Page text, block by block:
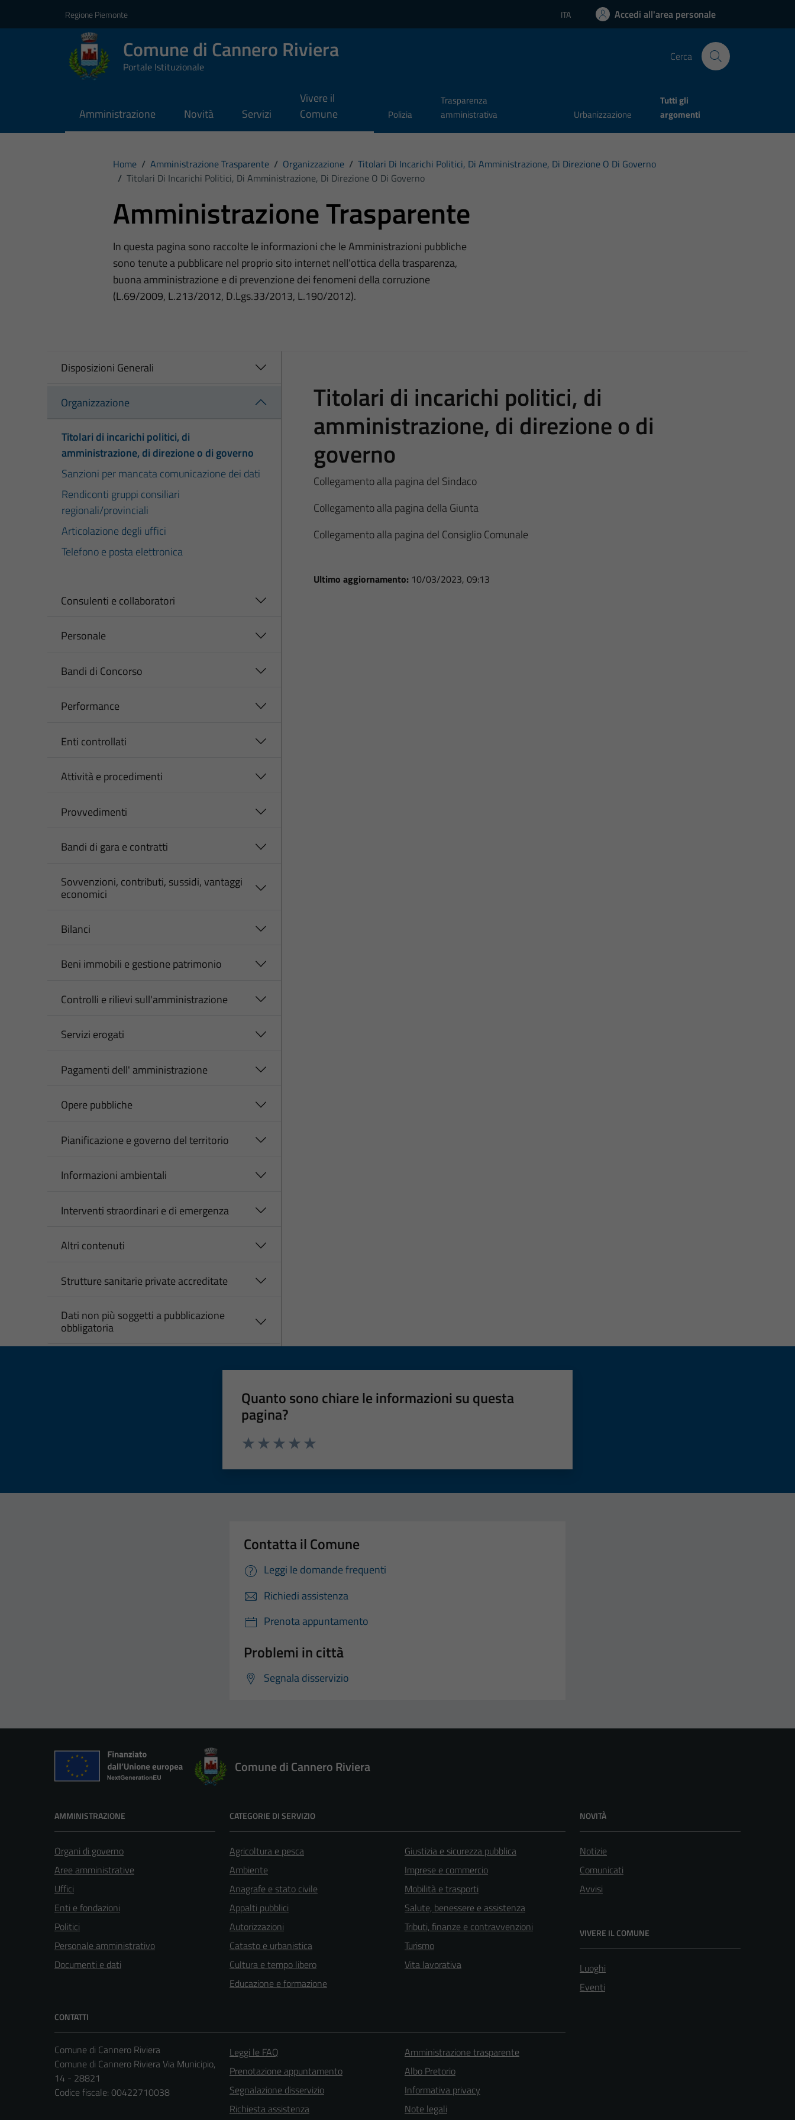
Regione Piemonte Lingua attiva:
ITA Accedi all'area personale
Comune di Cannero Riviera
Portale Istituzionale
Cerca
Amministrazione Novità Servizi
Vivere il
Comune
Polizia
Trasparenza
amministrativa
Urbanizzazione
Tutti gli
argomenti
Home / Amministrazione Trasparente / Organizzazione / Titolari Di Incarichi Politici, Di Amministrazione, Di Direzione O Di Governo
/ Titolari Di Incarichi Politici, Di Amministrazione, Di Direzione O Di Governo
Amministrazione Trasparente
In questa pagina sono raccolte le informazioni che le Amministrazioni pubbliche
sono tenute a pubblicare nel proprio sito internet nell’ottica della trasparenza,
buona amministrazione e di prevenzione dei fenomeni della corruzione
(L.69/2009, L.213/2012, D.Lgs.33/2013, L.190/2012).
Disposizioni Generali
Organizzazione
Titolari di incarichi politici, di
amministrazione, di direzione o di governo
Sanzioni per mancata comunicazione dei dati
Rendiconti gruppi consiliari
regionali/provinciali
Articolazione degli uffici
Telefono e posta elettronica
Consulenti e collaboratori
Personale
Bandi di Concorso
Performance
Enti controllati
Attività e procedimenti
Provvedimenti
Bandi di gara e contratti
Sovvenzioni, contributi, sussidi, vantaggi
economici
Bilanci
Beni immobili e gestione patrimonio
Controlli e rilievi sull'amministrazione
Servizi erogati
Pagamenti dell' amministrazione
Opere pubbliche
Pianificazione e governo del territorio
Informazioni ambientali
Interventi straordinari e di emergenza
Altri contenuti
Strutture sanitarie private accreditate
Dati non più soggetti a pubblicazione
obbligatoria
Titolari di incarichi politici, di
amministrazione, di direzione o di
governo
Collegamento alla pagina del Sindaco
Collegamento alla pagina della Giunta
Collegamento alla pagina del Consiglio Comunale
Ultimo aggiornamento: 10/03/2023, 09:13
Quanto sono chiare le informazioni su questa
pagina?
Contatta il Comune
Leggi le domande frequenti
Richiedi assistenza
Prenota appuntamento
Problemi in città
Segnala disservizio
Comune di Cannero Riviera
AMMINISTRAZIONE
Organi di governo
Aree amministrative
Uffici
Enti e fondazioni
Politici
Personale amministrativo
Documenti e dati
CATEGORIE DI SERVIZIO
Agricoltura e pesca
Ambiente
Anagrafe e stato civile
Appalti pubblici
Autorizzazioni
Catasto e urbanistica
Cultura e tempo libero
Educazione e formazione
Giustizia e sicurezza pubblica
Imprese e commercio
Mobilità e trasporti
Salute, benessere e assistenza
Tributi, finanze e contravvenzioni
Turismo
Vita lavorativa
NOVITÀ
Notizie
Comunicati
Avvisi
VIVERE IL COMUNE
Luoghi
Eventi
CONTATTI
Comune di Cannero Riviera
Comune di Cannero Riviera Via Municipio,
14 - 28821
Codice fiscale: 00422710038
Leggi le FAQ
Prenotazione appuntamento
Segnalazione disservizio
Richiesta assistenza
Amministrazione trasparente
Albo Pretorio
Informativa privacy
Note legali
Tecnici
Questi cookie
sono necessari
funzionamento